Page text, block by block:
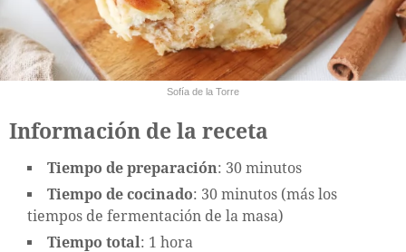
Sofía de la Torre
Información de la receta
Tiempo de preparación: 30 minutos
Tiempo de cocinado: 30 minutos (más los
tiempos de fermentación de la masa)
Tiempo total : 1 hora